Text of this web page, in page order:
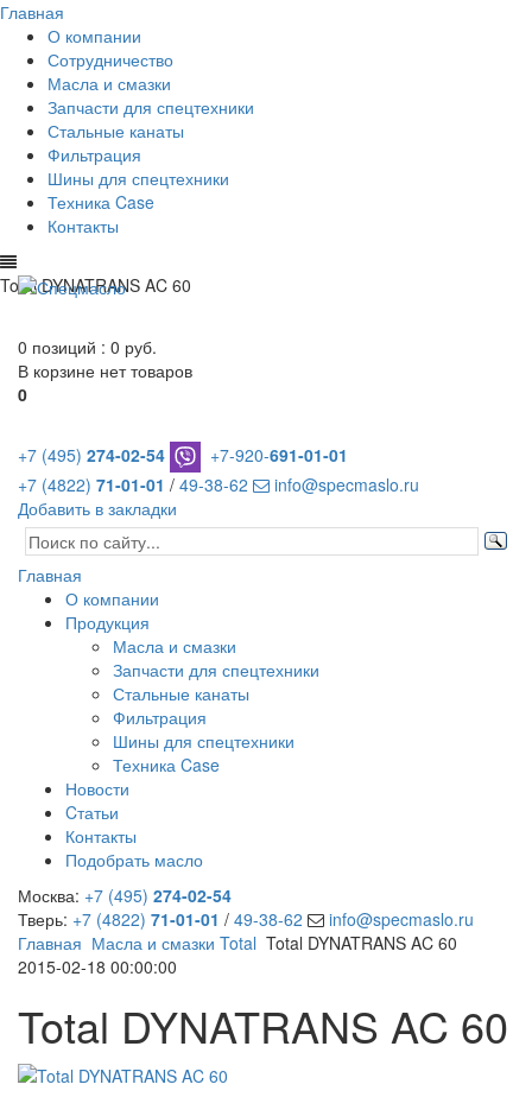
Главная
О компании
Сотрудничество
Масла и смазки
Запчасти для спецтехники
Стальные канаты
Фильтрация
Шины для спецтехники
Техника Case
Контакты
Total DYNATRANS AC 60
0 позиций : 0 руб.
В корзине нет товаров
0
+7 (495) 274-02-54 +7-920-691-01-01
+7 (4822) 71-01-01 / 49-38-62
info@specmaslo.ru
Добавить в закладки
Главная
О компании
Продукция
Масла и смазки
Запчасти для спецтехники
Стальные канаты
Фильтрация
Шины для спецтехники
Техника Case
Новости
Cтатьи
Контакты
Подобрать масло
Москва: +7 (495) 274-02-54
Тверь: +7 (4822) 71-01-01 / 49-38-62
info@specmaslo.ru
Главная Масла и смазки Total Total DYNATRANS AC 60
2015-02-18 00:00:00
Total DYNATRANS AC 60